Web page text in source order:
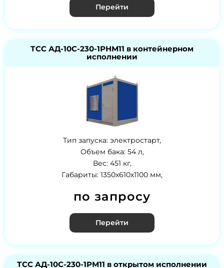
Перейти
ТСС АД-10С-230-1РНМ11 в контейнерном
исполнении
Тип запуска: электростарт,
Объем бака: 54 л,
Вес: 451 кг,
Габариты: 1350х610х1100 мм,
по запросу
Перейти
ТСС АД-10С-230-1РМ11 в открытом исполнении